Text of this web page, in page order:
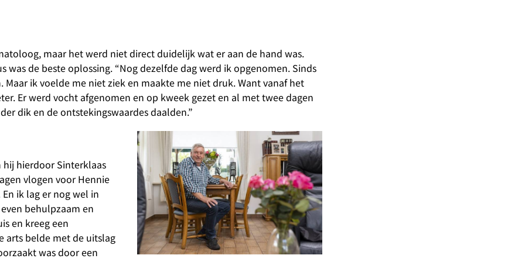
maar het werd niet direct duidelijk wat er aan de hand was.
de beste oplossing. “Nog dezelfde dag werd ik opgenomen. Sinds
ik voelde me niet ziek en maakte me niet druk. Want vanaf het
Er werd vocht afgenomen en op kweek gezet en al met twee dagen
dik en de ontstekingswaardes daalden.”
hij hierdoor Sinterklaas
vlogen voor Hennie
ik lag er nog wel in
behulpzaam en
en kreeg een
arts belde met de uitslag
was door een